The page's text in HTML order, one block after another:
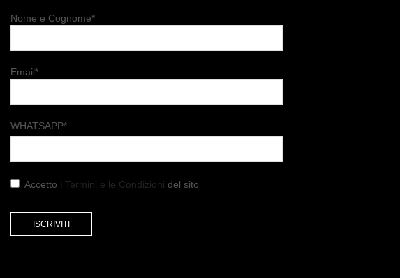
Nome e Cognome*
Email*
WHATSAPP*
Accetto i Termini e le Condizioni del sito